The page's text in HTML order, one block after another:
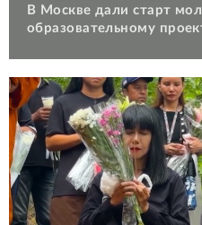
В Москве дали старт
образовательному